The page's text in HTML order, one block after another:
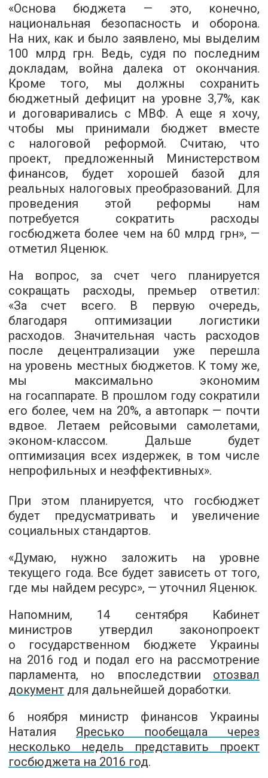
«Основа бюджета — это, конечно,
национальная безопасность и оборона.
На них, как и было заявлено, мы выделим
100 млрд грн. Ведь, судя по последним
докладам, война далека от окончания.
Кроме того, мы должны сохранить
бюджетный дефицит на уровне 3,7%, как
и договаривались с МВФ. А еще я хочу,
чтобы мы принимали бюджет вместе
с налоговой реформой. Считаю, что
проект, предложенный Министерством
финансов, будет хорошей базой для
реальных налоговых преобразований. Для
проведения этой реформы нам
потребуется сократить расходы
госбюджета более чем на 60 млрд грн», —
отметил Яценюк.
На вопрос, за счет чего планируется
сокращать расходы, премьер ответил:
«За счет всего. В первую очередь,
благодаря оптимизации логистики
расходов. Значительная часть расходов
после децентрализации уже перешла
на уровень местных бюджетов. К тому же,
мы максимально экономим
на госаппарате. В прошлом году сократили
его более, чем на 20%, а автопарк — почти
вдвое. Летаем рейсовыми самолетами,
эконом-классом. Дальше будет
оптимизация всех издержек, в том числе
непрофильных и неэффективных».
При этом планируется, что госбюджет
будет предусматривать и увеличение
социальных стандартов.
«Думаю, нужно заложить на уровне
текущего года. Все будет зависеть от того,
где мы найдем ресурс», — уточнил Яценюк.
Напомним, 14 сентября Кабинет
министров утвердил законопроект
о государственном бюджете Украины
на 2016 год и подал его на рассмотрение
парламента, но впоследствии отозвал
документ для дальнейшей доработки.
6 ноября министр финансов Украины
Наталия Яресько пообещала через
несколько недель представить проект
госбюджета на 2016 год.